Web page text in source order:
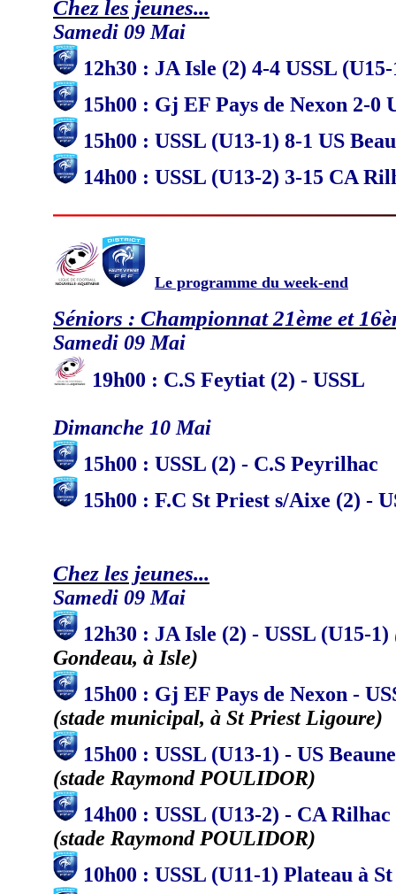
Chez les jeunes...
Samedi 09 Mai
12h30 : JA Isle (2) 4-4 USSL
15h00 : Gj EF Pays de Nexon 2-0
15h00 : USSL (U13-1) 8-1 US
14h00 : USSL (U13-2) 3-15 CA
Le programme du week-end
Séniors : Championnat 21ème et
Samedi 09 Mai
19h00 : C.S Feytiat (2) - USSL
Dimanche 10 Mai
15h00 : USSL (2) - C.S Peyrilhac
15h00 : F.C St Priest s/Aixe (2) -
Chez les jeunes...
Samedi 09 Mai
12h30 : JA Isle (2) - USSL (U15-1)
Gondeau, à Isle)
15h00 : Gj EF Pays de Nexon -
(stade municipal, à St Priest Ligoure)
15h00 : USSL (U13-1) - US
(stade Raymond POULIDOR)
14h00 : USSL (U13-2) - CA
(stade Raymond POULIDOR)
10h00 : USSL (U11-1) Plateau à